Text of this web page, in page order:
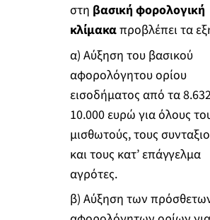
στη βασική φορολογική
κλίμακαπροβλέπει τα
α) Αύξηση του βασικού
αφορολόγητου ορίου
εισοδήματος από τα
10.000 ευρώ για όλους
μισθωτούς, τους
και τους κατ’ επάγγελμα
αγρότες.
β) Αύξηση των